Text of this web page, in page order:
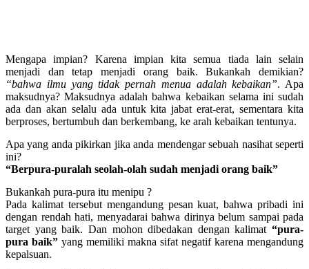
Mengapa impian? Karena impian kita semua tiada lain selain
menjadi dan tetap menjadi orang baik. Bukankah demikian?
“bahwa ilmu yang tidak pernah menua adalah kebaikan”. Apa
maksudnya? Maksudnya adalah bahwa kebaikan selama ini sudah
ada dan akan selalu ada untuk kita jabat erat-erat, sementara kita
berproses, bertumbuh dan berkembang, ke arah kebaikan tentunya.
Apa yang anda pikirkan jika anda mendengar sebuah nasihat seperti
ini?
“Berpura-puralah seolah-olah sudah menjadi orang baik”
Bukankah pura-pura itu menipu ?
Pada kalimat tersebut mengandung pesan kuat, bahwa pribadi ini
dengan rendah hati, menyadarai bahwa dirinya belum sampai pada
target yang baik. Dan mohon dibedakan dengan kalimat “pura-
pura baik” yang memiliki makna sifat negatif karena mengandung
kepalsuan.